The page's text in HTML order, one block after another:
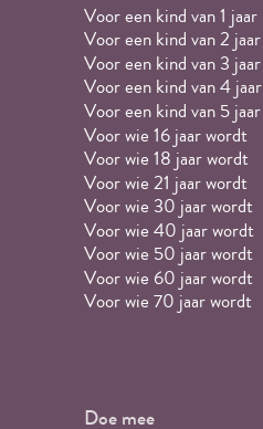
Voor een kind van 1 jaar
Voor een kind van 2 jaar
Voor een kind van 3 jaar
Voor een kind van 4 jaar
Voor een kind van 5 jaar
Voor wie 16 jaar wordt
Voor wie 18 jaar wordt
Voor wie 21 jaar wordt
Voor wie 30 jaar wordt
Voor wie 40 jaar wordt
Voor wie 50 jaar wordt
Voor wie 60 jaar wordt
Voor wie 70 jaar wordt
Doe mee